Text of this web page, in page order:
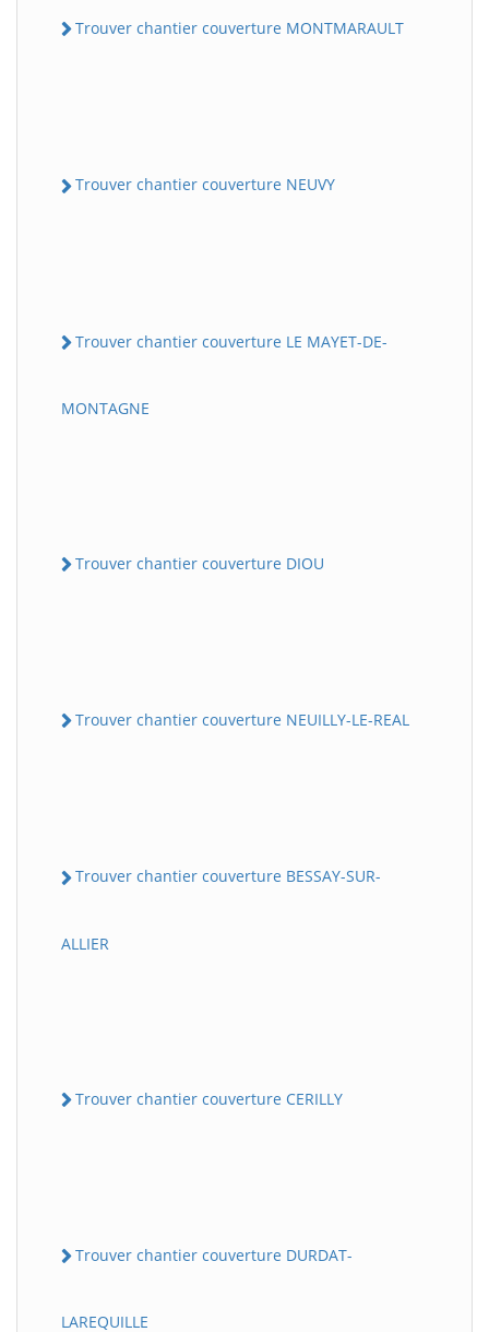
Trouver chantier couverture MONTMARAULT
Trouver chantier couverture NEUVY
Trouver chantier couverture LE MAYET-DE-
MONTAGNE
Trouver chantier couverture DIOU
Trouver chantier couverture NEUILLY-LE-REAL
Trouver chantier couverture BESSAY-SUR-
ALLIER
Trouver chantier couverture CERILLY
Trouver chantier couverture DURDAT-
LAREQUILLE